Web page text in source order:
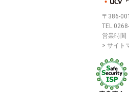
〒386-
TEL.
営業時
> サイト